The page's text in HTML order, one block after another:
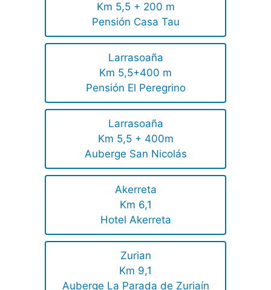
Km 5,5 + 200 m
Pensión Casa Tau
Larrasoaña
Km 5,5+400 m
Pensión El Peregrino
Larrasoaña
Km 5,5 + 400m
Auberge San Nicolás
Akerreta
Km 6,1
Hotel Akerreta
Zurian
Km 9,1
Auberge La Parada de Zuriaín